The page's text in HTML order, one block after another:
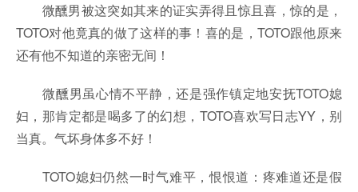
微醺男被这突如其来的证实弄得且惊且喜，惊的是，
TOTO对他竟真的做了这样的事！喜的是，TOTO跟他原来
还有他不知道的亲密无间！
微醺男虽心情不平静，还是强作镇定地安抚TOTO媳
妇，那肯定都是喝多了的幻想，TOTO喜欢写日志YY，别
当真。气坏身体多不好！
TOTO媳妇仍然一时气难平，恨恨道：疼难道还是假